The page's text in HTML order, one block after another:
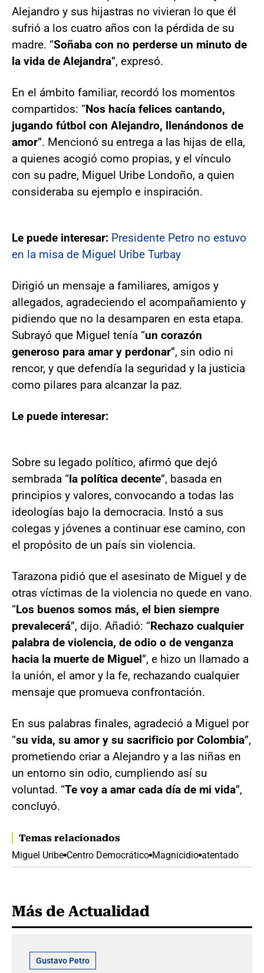
Alejandro y sus hijastras no vivieran lo que él
sufrió a los cuatro años con la pérdida de su
madre. “Soñaba con no perderse un minuto de
la vida de Alejandra”, expresó.
En el ámbito familiar, recordó los momentos
compartidos: “Nos hacía felices cantando,
jugando fútbol con Alejandro, llenándonos de
amor”. Mencionó su entrega a las hijas de ella,
a quienes acogió como propias, y el vínculo
con su padre, Miguel Uribe Londoño, a quien
consideraba su ejemplo e inspiración.
Le puede interesar: Presidente Petro no estuvo
en la misa de Miguel Uribe Turbay
Dirigió un mensaje a familiares, amigos y
allegados, agradeciendo el acompañamiento y
pidiendo que no la desamparen en esta etapa.
Subrayó que Miguel tenía “un corazón
generoso para amar y perdonar”, sin odio ni
rencor, y que defendía la seguridad y la justicia
como pilares para alcanzar la paz.
Le puede interesar:
Sobre su legado político, afirmó que dejó
sembrada “la política decente”, basada en
principios y valores, convocando a todas las
ideologías bajo la democracia. Instó a sus
colegas y jóvenes a continuar ese camino, con
el propósito de un país sin violencia.
Tarazona pidió que el asesinato de Miguel y de
otras víctimas de la violencia no quede en vano.
“Los buenos somos más, el bien siempre
prevalecerá”, dijo. Añadió: “Rechazo cualquier
palabra de violencia, de odio o de venganza
hacia la muerte de Miguel”, e hizo un llamado a
la unión, el amor y la fe, rechazando cualquier
mensaje que promueva confrontación.
En sus palabras finales, agradeció a Miguel por
“su vida, su amor y su sacrificio por Colombia”,
prometiendo criar a Alejandro y a las niñas en
un entorno sin odio, cumpliendo así su
voluntad. “Te voy a amar cada día de mi vida”,
concluyó.
Temas relacionados
Miguel Uribe Centro Democrático Magnicidio atentado
Más de Actualidad
Gustavo Petro